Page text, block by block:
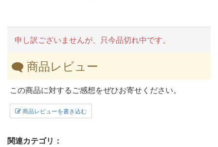
申し訳ございませんが、只今品切れ中です。
商品レビュー
この商品に対するご感想をぜひお寄せください。
商品レビューを書き込む
関連カテゴリ：